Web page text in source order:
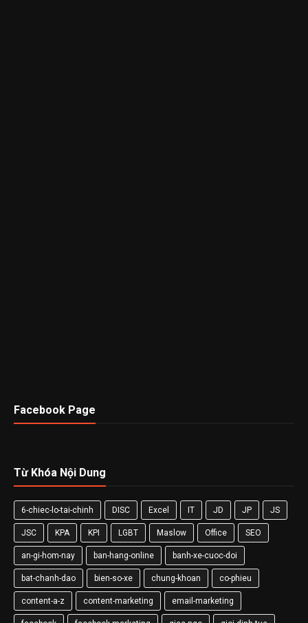
Facebook Page
Từ Khóa Nội Dung
6-chiec-lo-tai-chinh DISC Excel IT JD JP JS
JSC KPA KPI LGBT Maslow Office SEO
an-gi-hom-nay ban-hang-online banh-xe-cuoc-doi
bat-chanh-dao bien-so-xe chung-khoan co-phieu
content-a-z content-marketing email-marketing